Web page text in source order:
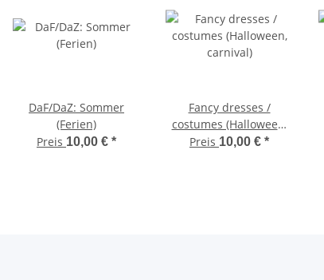
DaF/DaZ: Sommer
(Ferien)
Preis 10,00 € *
Fancy dresses /
costumes (Halloween,
carnival)
Preis 10,00 € *